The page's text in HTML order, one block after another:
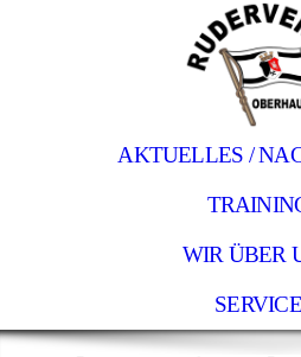
AKTUELLES /
WIR ÜBER
SERVICE